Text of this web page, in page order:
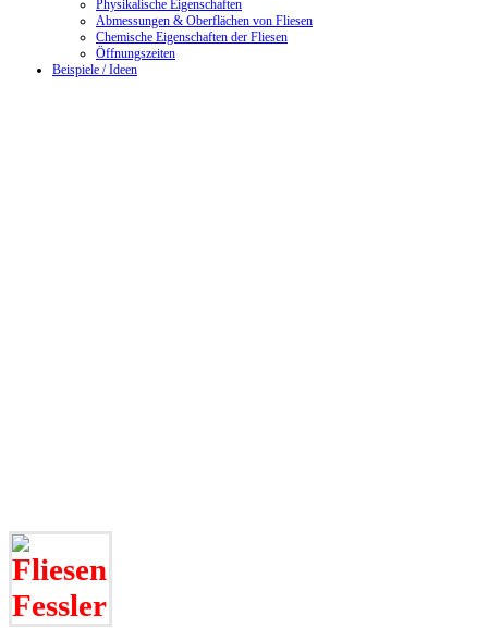
Physikalische Eigenschaften
Abmessungen & Oberflächen von Fliesen
Chemische Eigenschaften der Fliesen
Öffnungszeiten
Beispiele / Ideen